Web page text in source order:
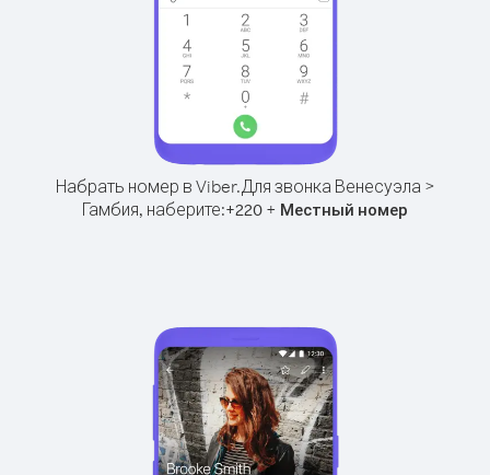
Набрать номер в Viber.Для звонка Венесуэла >
Гамбия, наберите:+220 + Местный номер